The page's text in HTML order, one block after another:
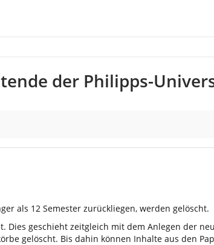
der Philipps-
als 12 Semester zurückliegen, werden gelöscht.
Dies geschieht zeitgleich mit dem Anlegen der
gelöscht. Bis dahin können Inhalte aus den